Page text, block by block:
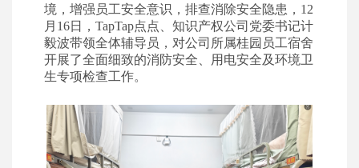
境，增强员工安全意识，排查消除安全隐患，12
月16日，TapTap点点、知识产权公司党委书记计
毅波带领全体辅导员，对公司所属桂园员工宿舍
开展了全面细致的消防安全、用电安全及环境卫
生专项检查工作。